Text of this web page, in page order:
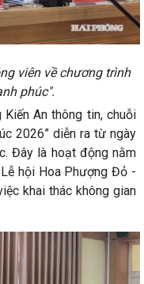
viên về chương trình
phúc".
An thông tin, chuỗi
2026” diễn ra từ ngày
Đây là hoạt động nằm
hội Hoa Phượng Đỏ -
khai thác không gian